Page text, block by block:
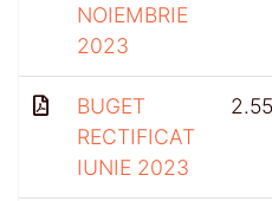
NOIEMBRIE
2023
BUGET
RECTIFICAT
IUNIE 2023